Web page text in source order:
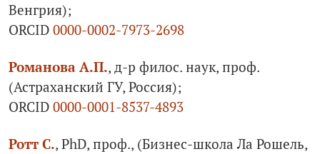
Венгрия);
ORCID 0000-0002-7973-2698
Романова А.П., д-р филос. наук, проф.
(Астраханский ГУ, Россия);
ORCID 0000-0001-8537-4893
Ротт С., PhD, проф., (Бизнес-школа Ла Рошель,